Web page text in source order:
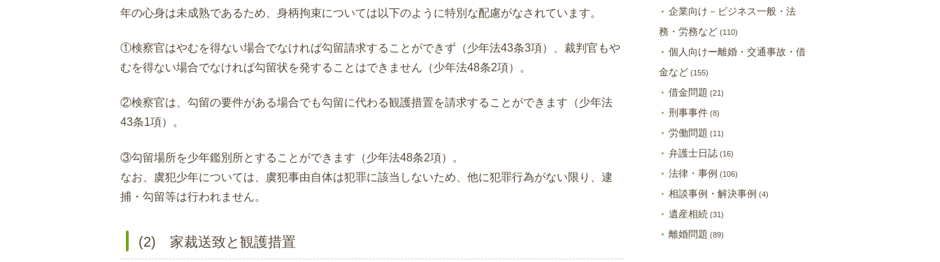
年の心身は未成熟であるため、身柄拘束については以下のように特別な配慮がなされています。
①検察官はやむを得ない場合でなければ勾留請求することができず（少年法43条3項）、裁判官もや
むを得ない場合でなければ勾留状を発することはできません（少年法48条2項）。
②検察官は、勾留の要件がある場合でも勾留に代わる観護措置を請求することができます（少年法
43条1項）。
③勾留場所を少年鑑別所とすることができます（少年法48条2項）。
なお、虞犯少年については、虞犯事由自体は犯罪に該当しないため、他に犯罪行為がない限り、逮
捕・勾留等は行われません。
(2) 家裁送致と観護措置
企業向け－ビジネス一般・法
務・労務など (110)
個人向けー離婚・交通事故・借
金など (155)
借金問題 (21)
刑事事件 (8)
労働問題 (11)
弁護士日誌 (16)
法律・事例 (106)
相談事例・解決事例 (4)
遺産相続 (31)
離婚問題 (89)